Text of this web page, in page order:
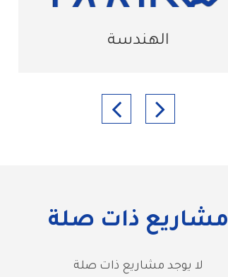
الهندسة
مشاريع ذات صلة
لا يوجد مشاريع ذات صلة